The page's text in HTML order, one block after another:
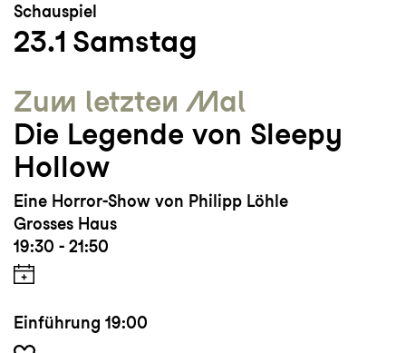
Schauspiel
23.1 Samstag
Zum letzten Mal
Die Legende von Sleepy
Hollow
Eine Horror-Show von Philipp Löhle
Grosses Haus
19:30 - 21:50
Einführung 19:00